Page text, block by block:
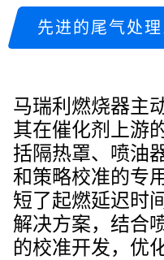
先进的尾气处
马瑞利燃烧器主
其在催化剂上游
括隔热罩、喷油
和策略校准的专
短了起燃延迟时
解决方案，结合
的校准开发，优